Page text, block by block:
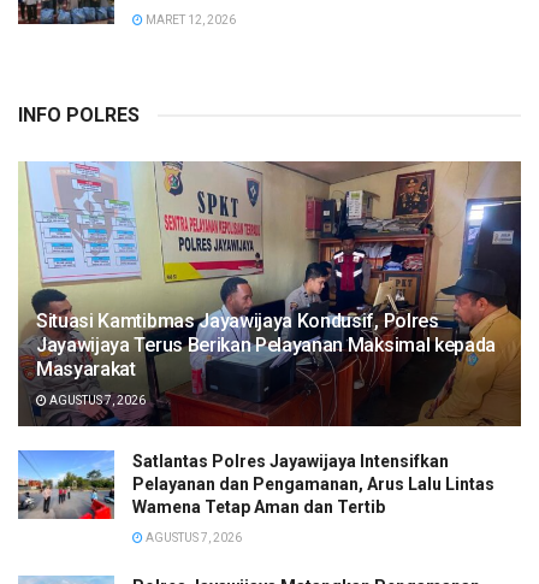
MARET 12, 2026
INFO POLRES
Situasi Kamtibmas Jayawijaya Kondusif, Polres
Jayawijaya Terus Berikan Pelayanan Maksimal kepada
Masyarakat
AGUSTUS 7, 2026
Satlantas Polres Jayawijaya Intensifkan
Pelayanan dan Pengamanan, Arus Lalu Lintas
Wamena Tetap Aman dan Tertib
AGUSTUS 7, 2026